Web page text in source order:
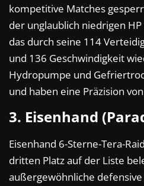
kompetitive Matches
der unglaublich niedrigen
das durch seine 114
und 136 Geschwindigkeit
Hydropumpe und
und haben eine Präzision
3. Eisenhand
Eisenhand 6-Sterne-Tera-
dritten Platz auf der Liste
außergewöhnliche